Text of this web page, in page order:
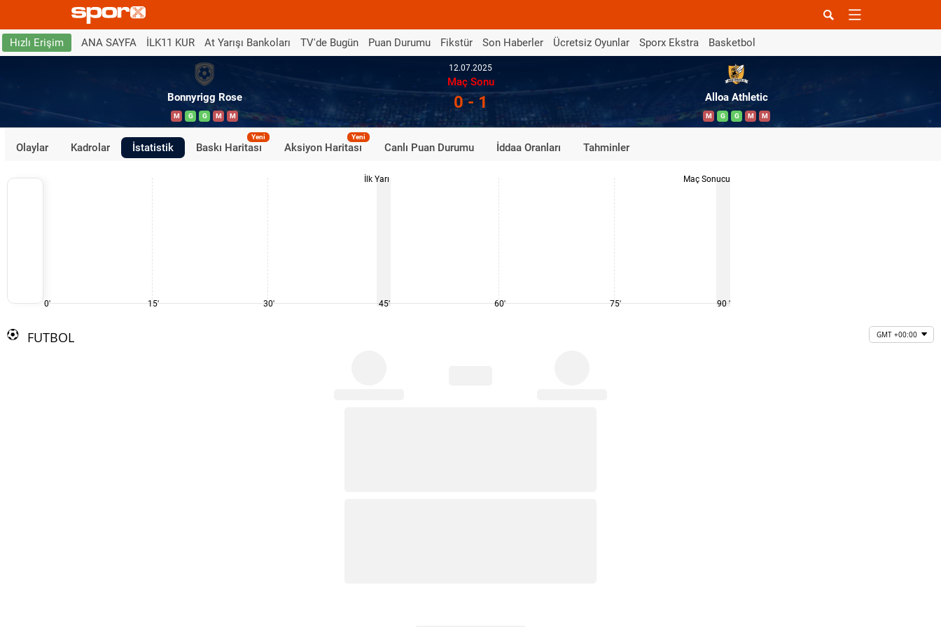
Hızlı Erişim ANA SAYFA İLK11 KUR At Yarışı Bankoları TV'de Bugün Puan Durumu Fikstür Son Haberler Ücretsiz Oyunlar Sporx Ekstra Basketbol
Bonnyrigg Rose
M G G M M
12.07.2025
Maç Sonu
0 - 1 Alloa Athletic
M G G M M
Olaylar Kadrolar İstatistik Baskı Haritası
Yeni
Aksiyon Haritası
Yeni
Canlı Puan Durumu İddaa Oranları Tahminler
0' 15' 30'
İlk Yarı
45' 60' 75'
Maç Sonucu
90 '
FUTBOL GMT +00:00